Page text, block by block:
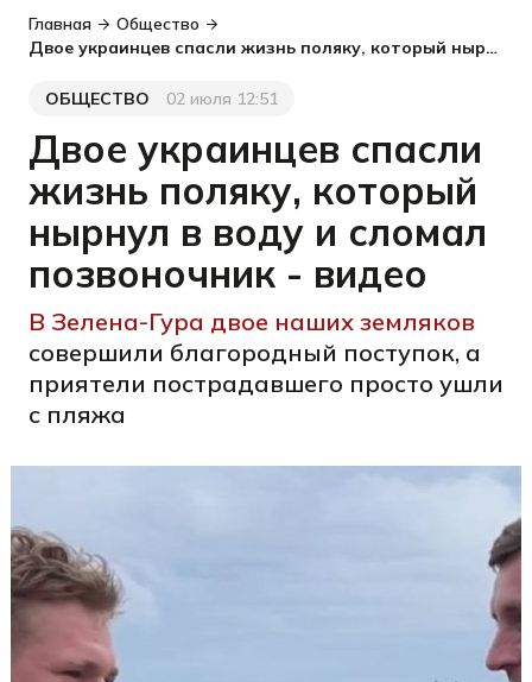
Главная
Общество
Двое украинцев спасли жизнь поляку, который нырнул в воду и сломал позвоночник - видео
Категория
ОБЩЕСТВО
Дата публикации
02 июля 12:51
Двое украинцев спасли
жизнь поляку, который
нырнул в воду и сломал
позвоночник - видео
В Зелена-Гура двое наших земляков
совершили благородный поступок, а
приятели пострадавшего просто ушли
с пляжа